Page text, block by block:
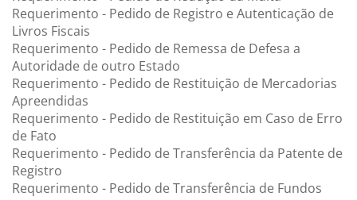
Requerimento - Pedido de Registro e Autenticação de
Livros Fiscais
Requerimento - Pedido de Remessa de Defesa a
Autoridade de outro Estado
Requerimento - Pedido de Restituição de Mercadorias
Apreendidas
Requerimento - Pedido de Restituição em Caso de Erro
de Fato
Requerimento - Pedido de Transferência da Patente de
Registro
Requerimento - Pedido de Transferência de Fundos